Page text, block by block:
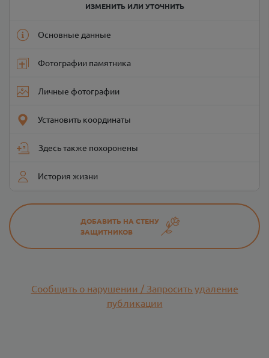
ИЗМЕНИТЬ ИЛИ УТОЧНИТЬ
Основные данные
Фотографии памятника
Личные фотографии
Установить координаты
Здесь также похоронены
История жизни
ДОБАВИТЬ НА СТЕНУ
ЗАЩИТНИКОВ
Сообщить о нарушении / Запросить удаление
публикации